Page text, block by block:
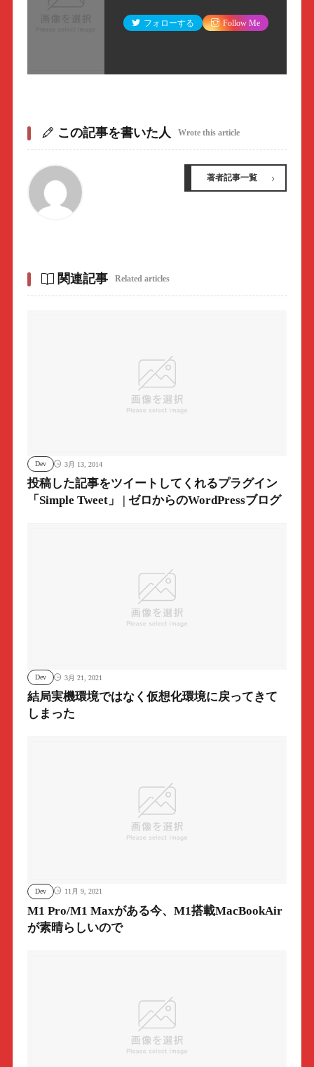
フォローする Follow Me
この記事を書いた人 Wrote this article
著者記事一覧
関連記事 Related articles
Dev 3月 13, 2014
投稿した記事をツイートしてくれるプラグイン
「Simple Tweet」 | ゼロからのWordPressブログ
Dev 3月 21, 2021
結局実機環境ではなく仮想化環境に戻ってきて
しまった
Dev 11月 9, 2021
M1 Pro/M1 Maxがある今、M1搭載MacBookAir
が素晴らしいので